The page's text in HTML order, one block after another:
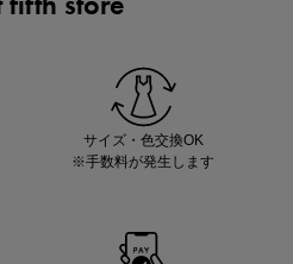
サイズ・色交換OK
※手数料が発生します